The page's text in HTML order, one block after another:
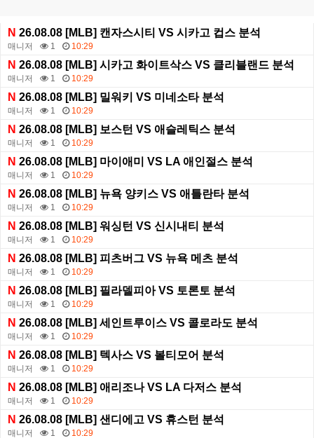
N 26.08.08 [MLB] 캔자스시티 VS 시카고 컵스 분석
매니저 1 10:29
N 26.08.08 [MLB] 시카고 화이트삭스 VS 클리블랜드 분석
매니저 1 10:29
N 26.08.08 [MLB] 밀워키 VS 미네소타 분석
매니저 1 10:29
N 26.08.08 [MLB] 보스턴 VS 애슬레틱스 분석
매니저 1 10:29
N 26.08.08 [MLB] 마이애미 VS LA 애인절스 분석
매니저 1 10:29
N 26.08.08 [MLB] 뉴욕 양키스 VS 애틀란타 분석
매니저 1 10:29
N 26.08.08 [MLB] 워싱턴 VS 신시내티 분석
매니저 1 10:29
N 26.08.08 [MLB] 피츠버그 VS 뉴욕 메츠 분석
매니저 1 10:29
N 26.08.08 [MLB] 필라델피아 VS 토론토 분석
매니저 1 10:29
N 26.08.08 [MLB] 세인트루이스 VS 콜로라도 분석
매니저 1 10:29
N 26.08.08 [MLB] 텍사스 VS 볼티모어 분석
매니저 1 10:29
N 26.08.08 [MLB] 애리조나 VS LA 다저스 분석
매니저 1 10:29
N 26.08.08 [MLB] 샌디에고 VS 휴스턴 분석
매니저 1 10:29